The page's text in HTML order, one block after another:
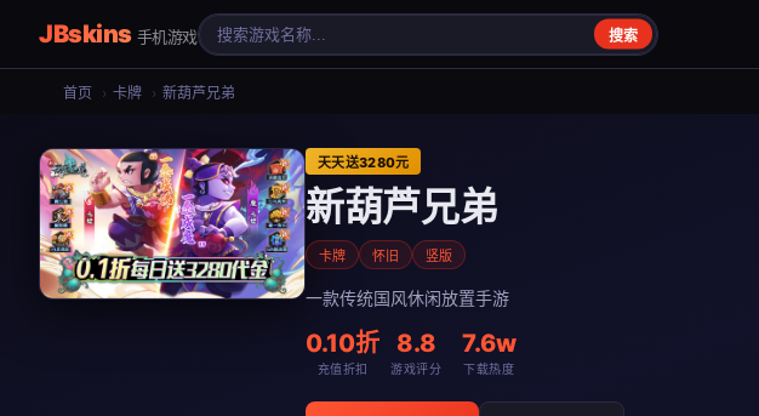
JBskins 手机游戏 搜索
首页 › 卡牌 › 新葫芦兄弟
天天送3280元
新葫芦兄弟
卡牌 怀旧 竖版
一款传统国风休闲放置手游
0.10折
充值折扣
8.8
游戏评分
7.6w
下载热度